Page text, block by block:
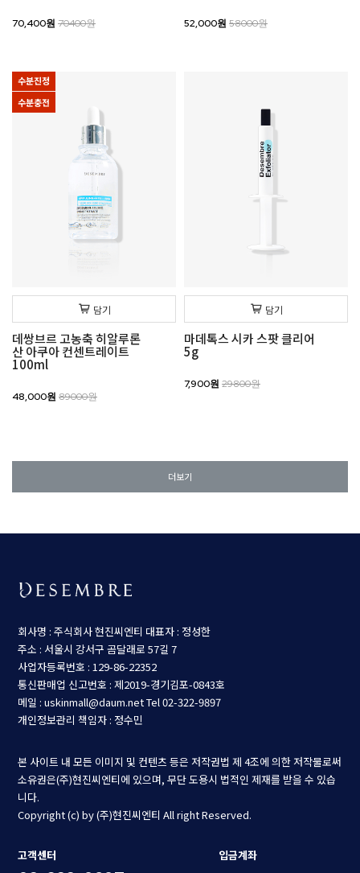
70,400원 70400원 52,000원 58000원
수분진정
수분충전
담기
데쌍브르 고농축 히알루론
산 아쿠아 컨센트레이트
100ml
48,000원 89000원
담기
마데톡스 시카 스팟 클리어
5g
7,900원 29800원
더보기
회사명 : 주식회사 현진씨엔티 대표자 : 정성한
주소 : 서울시 강서구 곰달래로 57길 7
사업자등록번호 : 129-86-22352
통신판매업 신고번호 : 제2019-경기김포-0843호
메일 : uskinmall@daum.netTel 02-322-9897
개인정보관리 책임자 : 정수민
본 사이트 내 모든 이미지 및 컨텐츠 등은 저작권법 제 4조에 의한 저작물로써
소유권은(주)현진씨엔티에 있으며, 무단 도용시 법적인 제재를 받을 수 있습
니다.
Copyright (c) by (주)현진씨엔티 All right Reserved.
고객센터 입금계좌